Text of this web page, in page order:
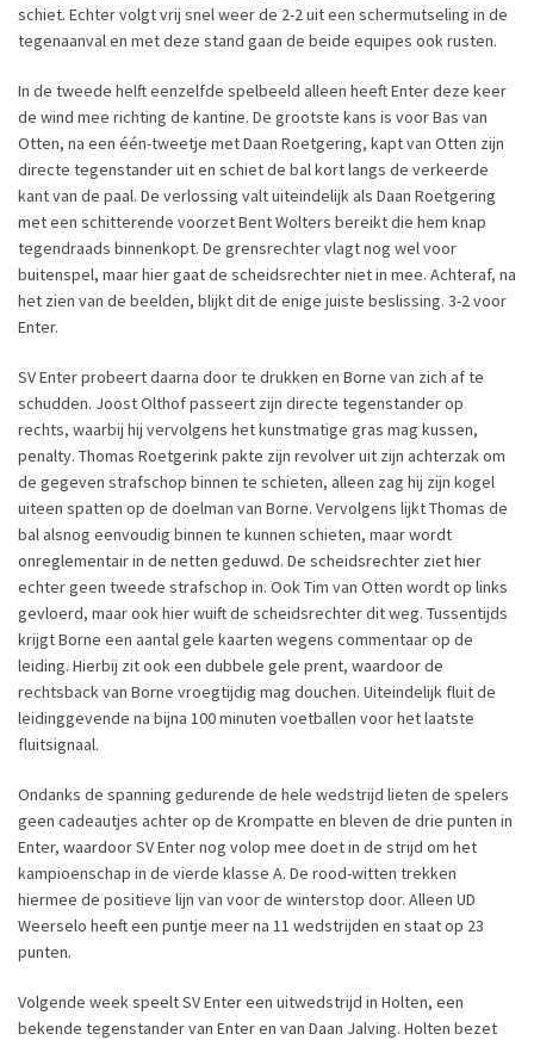
schiet. Echter volgt vrij snel weer de 2-2 uit een schermutseling in de
tegenaanval en met deze stand gaan de beide equipes ook rusten.
In de tweede helft eenzelfde spelbeeld alleen heeft Enter deze keer
de wind mee richting de kantine. De grootste kans is voor Bas van
Otten, na een één-tweetje met Daan Roetgering, kapt van Otten zijn
directe tegenstander uit en schiet de bal kort langs de verkeerde
kant van de paal. De verlossing valt uiteindelijk als Daan Roetgering
met een schitterende voorzet Bent Wolters bereikt die hem knap
tegendraads binnenkopt. De grensrechter vlagt nog wel voor
buitenspel, maar hier gaat de scheidsrechter niet in mee. Achteraf, na
het zien van de beelden, blijkt dit de enige juiste beslissing. 3-2 voor
Enter.
SV Enter probeert daarna door te drukken en Borne van zich af te
schudden. Joost Olthof passeert zijn directe tegenstander op
rechts, waarbij hij vervolgens het kunstmatige gras mag kussen,
penalty. Thomas Roetgerink pakte zijn revolver uit zijn achterzak om
de gegeven strafschop binnen te schieten, alleen zag hij zijn kogel
uiteen spatten op de doelman van Borne. Vervolgens lijkt Thomas de
bal alsnog eenvoudig binnen te kunnen schieten, maar wordt
onreglementair in de netten geduwd. De scheidsrechter ziet hier
echter geen tweede strafschop in. Ook Tim van Otten wordt op links
gevloerd, maar ook hier wuift de scheidsrechter dit weg. Tussentijds
krijgt Borne een aantal gele kaarten wegens commentaar op de
leiding. Hierbij zit ook een dubbele gele prent, waardoor de
rechtsback van Borne vroegtijdig mag douchen. Uiteindelijk fluit de
leidinggevende na bijna 100 minuten voetballen voor het laatste
fluitsignaal.
Ondanks de spanning gedurende de hele wedstrijd lieten de spelers
geen cadeautjes achter op de Krompatte en bleven de drie punten in
Enter, waardoor SV Enter nog volop mee doet in de strijd om het
kampioenschap in de vierde klasse A. De rood-witten trekken
hiermee de positieve lijn van voor de winterstop door. Alleen UD
Weerselo heeft een puntje meer na 11 wedstrijden en staat op 23
punten.
Volgende week speelt SV Enter een uitwedstrijd in Holten, een
bekende tegenstander van Enter en van Daan Jalving. Holten bezet